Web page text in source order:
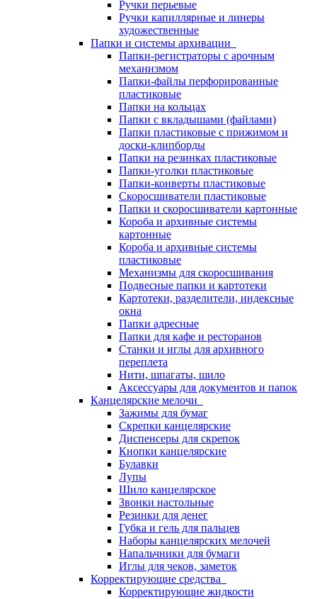
Ручки перьевые
Ручки капиллярные и линеры
художественные
Папки и системы архивации
Папки-регистраторы с арочным
механизмом
Папки-файлы перфорированные
пластиковые
Папки на кольцах
Папки с вкладышами (файлами)
Папки пластиковые с прижимом и
доски-клипборды
Папки на резинках пластиковые
Папки-уголки пластиковые
Папки-конверты пластиковые
Скоросшиватели пластиковые
Папки и скоросшиватели картонные
Короба и архивные системы
картонные
Короба и архивные системы
пластиковые
Механизмы для скоросшивания
Подвесные папки и картотеки
Картотеки, разделители, индексные
окна
Папки адресные
Папки для кафе и ресторанов
Станки и иглы для архивного
переплета
Нити, шпагаты, шило
Аксессуары для документов и папок
Канцелярские мелочи
Зажимы для бумаг
Скрепки канцелярские
Диспенсеры для скрепок
Кнопки канцелярские
Булавки
Лупы
Шило канцелярское
Звонки настольные
Резинки для денег
Губка и гель для пальцев
Наборы канцелярских мелочей
Напальчники для бумаги
Иглы для чеков, заметок
Корректирующие средства
Корректирующие жидкости